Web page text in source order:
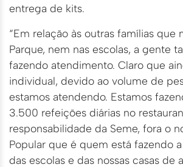
entrega de kits.
“Em relação às outras famílias que
Parque, nem nas escolas, a gente
fazendo atendimento. Claro que
individual, devido ao volume de
estamos atendendo. Estamos
3.500 refeições diárias no
responsabilidade da Seme, fora o
Popular que é quem está fazendo
das escolas e das nossas casas de